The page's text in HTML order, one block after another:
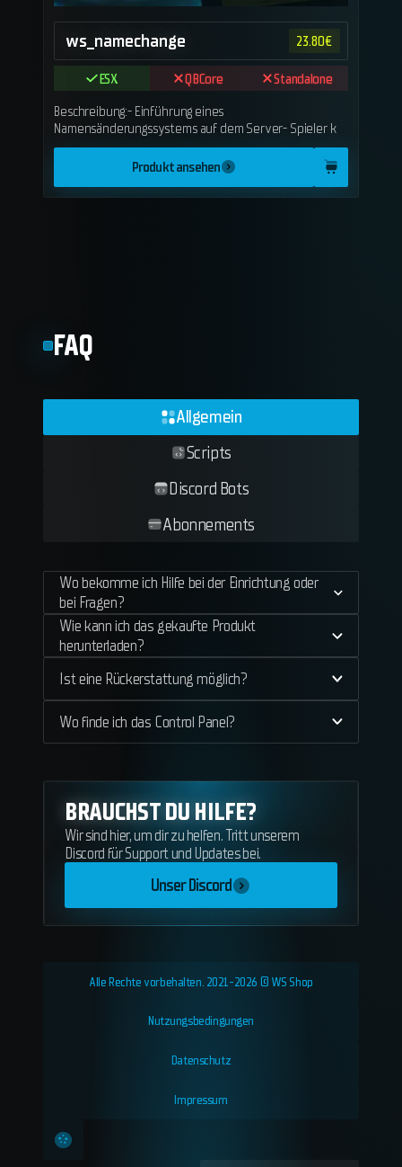
ws_namechange 23.80€
ESX QBCore
Standalone
Beschreibung:- Einführung eines
Namensänderungssystems auf dem Server- Spieler k
Produkt ansehen
FAQ
Allgemein
Scripts
Discord Bots
Abonnements
Wo bekomme ich Hilfe bei der Einrichtung oder
bei Fragen?
Wie kann ich das gekaufte Produkt
herunterladen?
Ist eine Rückerstattung möglich?
Wo finde ich das Control Panel?
BRAUCHST DU HILFE?
Wir sind hier, um dir zu helfen. Tritt unserem
Discord für Support und Updates bei.
Unser Discord
Alle Rechte vorbehalten. 2021-2026 © WS Shop
Nutzungsbedingungen
Datenschutz
Impressum